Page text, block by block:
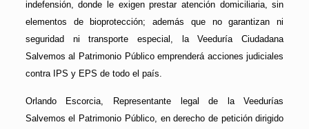
indefensión, donde le exigen prestar atención domiciliaria, sin
elementos de bioprotección; además que no garantizan ni
seguridad ni transporte especial, la Veeduría Ciudadana
Salvemos al Patrimonio Público emprenderá acciones judiciales
contra IPS y EPS de todo el país.
Orlando Escorcia, Representante legal de la Veedurías
Salvemos el Patrimonio Público, en derecho de petición dirigido